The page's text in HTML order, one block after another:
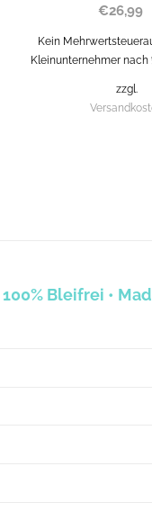
€26,99
Kein
Kleinunternehmer nach
zzgl.
100% Bleifrei •